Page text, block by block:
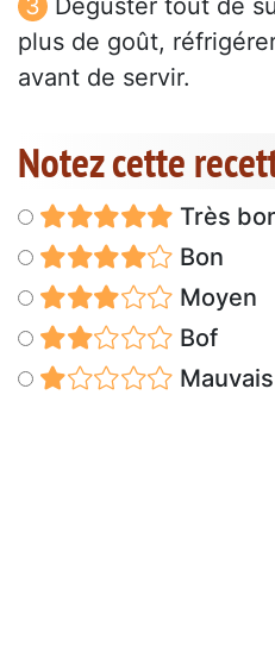
Déguster tout de
plus de goût,
avant de servir.
Notez cette
Très
Bon
Moyen
Bof
Mauvais